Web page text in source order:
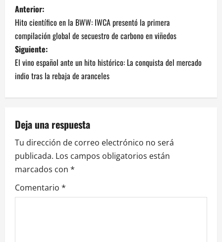
N
a
v
e
g
a
c
i
ó
n
Anterior:
Hito científico en la BWW: IWCA presentó la primera
compilación global de secuestro de carbono en viñedos
Siguiente:
El vino español ante un hito histórico: La conquista del mercado
indio tras la rebaja de aranceles
Deja una respuesta
Tu dirección de correo electrónico no será
publicada. Los campos obligatorios están
marcados con *
Comentario *